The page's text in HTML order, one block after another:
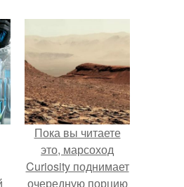
Пока вы читаете
это, марсоход
Curiosity поднимает
очередную порцию